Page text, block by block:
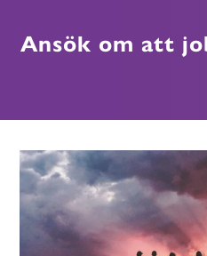
Ansök om att